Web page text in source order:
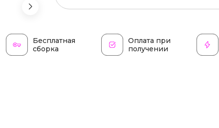
Бесплатная
сборка
Оплата при
получении